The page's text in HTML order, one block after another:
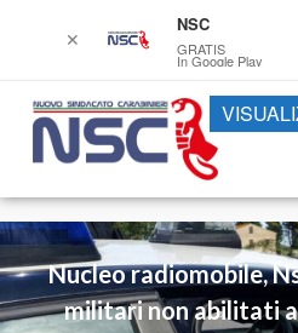
Nucleo radiomobile,
militari non abilitati
✕
NSC
GRATIS
In Google Play